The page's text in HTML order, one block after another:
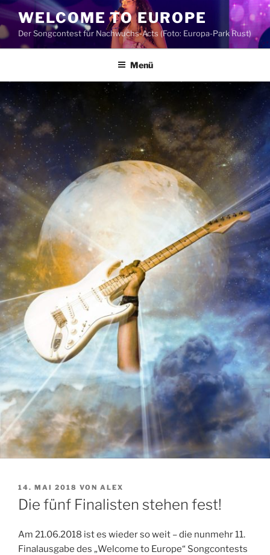
Zum
Inhalt
springen
WELCOME TO EUROPE
Der Songcontest für Nachwuchs-Acts (Foto: Europa-Park Rust)
Menü
VERÖFFENTLICHT
AM
14. MAI 2018 VON ALEX
Die fünf Finalisten stehen fest!
Am 21.06.2018 ist es wieder so weit – die nunmehr 11.
Finalausgabe des „Welcome to Europe“ Songcontests